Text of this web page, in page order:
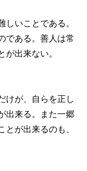
いことである。
である。善人は常
出来ない。
けが、自らを正し
出来る。また一郷
が出来るのも、